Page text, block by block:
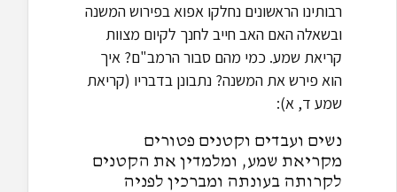
רבותינו הראשונים נחלקו אפוא בפירוש המשנה
ובשאלה האם האב חייב לחנך לקיום מצוות
קריאת שמע. כמי מהם סבור הרמב"ם? איך
הוא פירש את המשנה? נתבונן בדבריו (קריאת
שמע ד, א):
נשים ועבדים וקטנים פטורים
מקריאת שמע, ומלמדין את הקטנים
לקרותה בעונתה ומברכין לפניה